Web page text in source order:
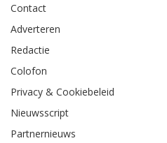
Contact
Adverteren
Redactie
Colofon
Privacy & Cookiebeleid
Nieuwsscript
Partnernieuws